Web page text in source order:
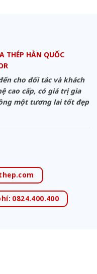
THÉP HÀN QUỐC
cho đối tác và khách
cao cấp, có giá trị gia
một tương lai tốt đẹp
0824.400.400